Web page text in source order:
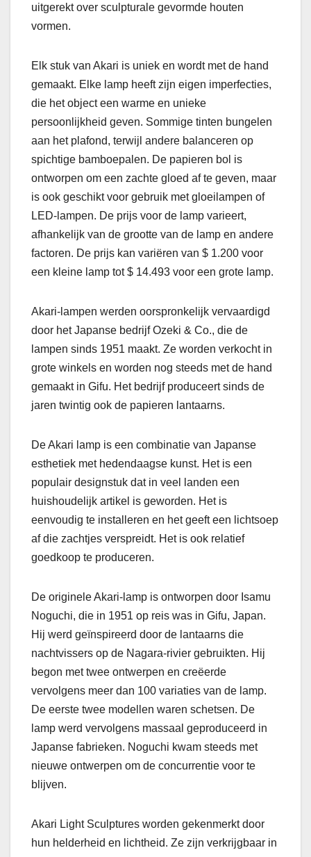
uitgerekt over sculpturale gevormde houten
vormen.
Elk stuk van Akari is uniek en wordt met de hand
gemaakt. Elke lamp heeft zijn eigen imperfecties,
die het object een warme en unieke
persoonlijkheid geven. Sommige tinten bungelen
aan het plafond, terwijl andere balanceren op
spichtige bamboepalen. De papieren bol is
ontworpen om een ​​zachte gloed af te geven, maar
is ook geschikt voor gebruik met gloeilampen of
LED-lampen. De prijs voor de lamp varieert,
afhankelijk van de grootte van de lamp en andere
factoren. De prijs kan variëren van $ 1.200 voor
een kleine lamp tot $ 14.493 voor een grote lamp.
Akari-lampen werden oorspronkelijk vervaardigd
door het Japanse bedrijf Ozeki & Co., die de
lampen sinds 1951 maakt. Ze worden verkocht in
grote winkels en worden nog steeds met de hand
gemaakt in Gifu. Het bedrijf produceert sinds de
jaren twintig ook de papieren lantaarns.
De Akari lamp is een combinatie van Japanse
esthetiek met hedendaagse kunst. Het is een
populair designstuk dat in veel landen een
huishoudelijk artikel is geworden. Het is
eenvoudig te installeren en het geeft een lichtsoep
af die zachtjes verspreidt. Het is ook relatief
goedkoop te produceren.
De originele Akari-lamp is ontworpen door Isamu
Noguchi, die in 1951 op reis was in Gifu, Japan.
Hij werd geïnspireerd door de lantaarns die
nachtvissers op de Nagara-rivier gebruikten. Hij
begon met twee ontwerpen en creëerde
vervolgens meer dan 100 variaties van de lamp.
De eerste twee modellen waren schetsen. De
lamp werd vervolgens massaal geproduceerd in
Japanse fabrieken. Noguchi kwam steeds met
nieuwe ontwerpen om de concurrentie voor te
blijven.
Akari Light Sculptures worden gekenmerkt door
hun helderheid en lichtheid. Ze zijn verkrijgbaar in